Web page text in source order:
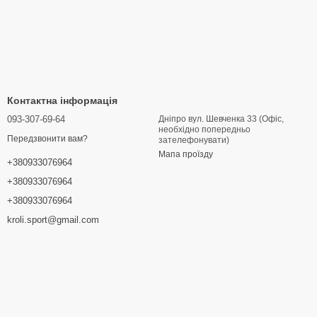
Контактна інформація
093-307-69-64
Передзвонити вам?
+380933076964
+380933076964
+380933076964
kroli.sport@gmail.com
Дніпро вул. Шевченка 33 (Офіс,
необхідно попередньо
зателефонувати)
Мапа проїзду